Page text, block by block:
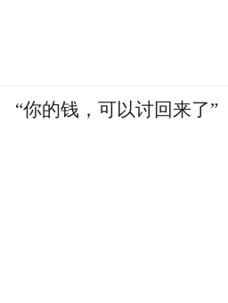
“你的钱，可以讨回来了”